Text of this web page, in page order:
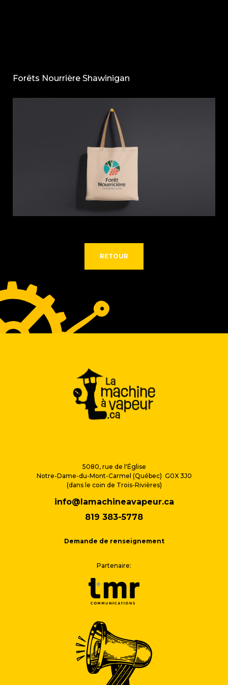
CONTACT
Forêts Nourrière Shawinigan
RETOUR
5080, rue de l'Église
Notre-Dame-du-Mont-Carmel (Québec) G0X 3J0
(dans le coin de Trois-Rivières)
info@lamachineavapeur.ca
819 383-5778
Demande de renseignement
Partenaire: